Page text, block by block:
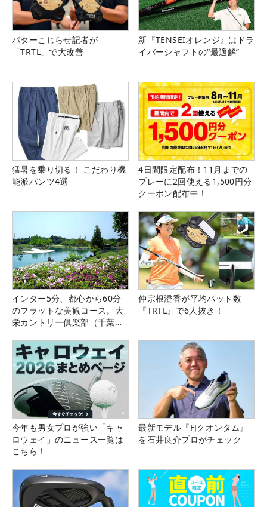
パターこじらせ記者が
「TRTL」で大改善
新『TENSEIオレンジ』はドラ
イバーシャフトの“最適解”
猛暑を乗り切る！ こだわり機
能派パンツ4選
4日間限定配布！11月までの
プレーに2回使える1,500円分
クーポン配布中！
インター5分、都心から60分
のフラットな美観コース。大
栄カントリー俱楽部（千葉
仲宗根澄香が平均パット数
『TRTL』で6人抜き！
今年も男女プロが強い「キャ
ロウェイ」のニュース一覧は
こちら！
最新モデル『FJクオンタム』
を石井良介プロがチェック